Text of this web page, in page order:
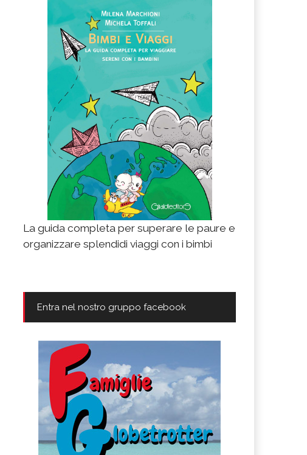
La guida completa per superare le paure e
organizzare splendidi viaggi con i bimbi
Entra nel nostro gruppo facebook